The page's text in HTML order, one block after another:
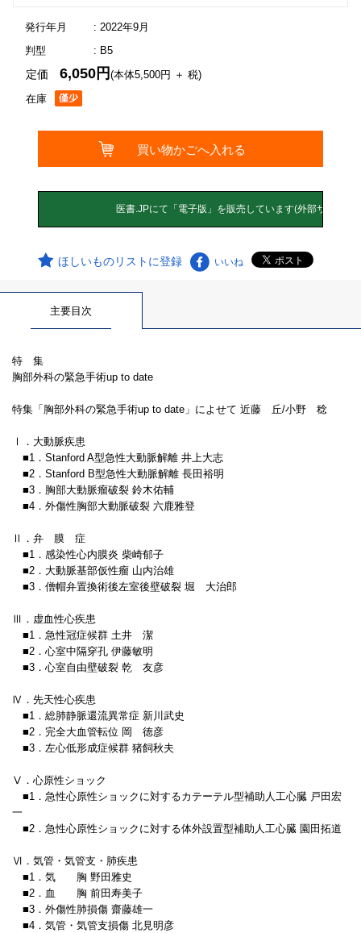
発行年月
: 2022年9月
判型
: B5
在庫
定価6,050円(本体5,500円 ＋ 税)
ほしいものリストに登録 いいね
主要目次
特 集
胸部外科の緊急手術up to date
特集「胸部外科の緊急手術up to date」によせて 近藤 丘/小野 稔
Ⅰ．大動脈疾患
■1．Stanford A型急性大動脈解離 井上大志
■2．Stanford B型急性大動脈解離 長田裕明
■3．胸部大動脈瘤破裂 鈴木佑輔
■4．外傷性胸部大動脈破裂 六鹿雅登
Ⅱ．弁 膜 症
■1．感染性心内膜炎 柴崎郁子
■2．大動脈基部仮性瘤 山内治雄
■3．僧帽弁置換術後左室後壁破裂 堀 大治郎
Ⅲ．虚血性心疾患
■1．急性冠症候群 土井 潔
■2．心室中隔穿孔 伊藤敏明
■3．心室自由壁破裂 乾 友彦
Ⅳ．先天性心疾患
■1．総肺静脈還流異常症 新川武史
■2．完全大血管転位 岡 徳彦
■3．左心低形成症候群 猪飼秋夫
Ⅴ．心原性ショック
■1．急性心原性ショックに対するカテーテル型補助人工心臓 戸田宏
一
■2．急性心原性ショックに対する体外設置型補助人工心臓 園田拓道
Ⅵ．気管・気管支・肺疾患
■1．気 胸 野田雅史
■2．血 胸 前田寿美子
■3．外傷性肺損傷 齋藤雄一
■4．気管・気管支損傷 北見明彦